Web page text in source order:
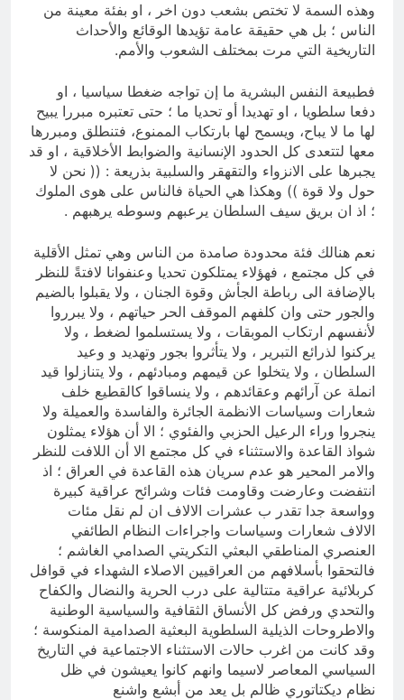
وهذه السمة لا تختص بشعب دون اخر ، او بفئة معينة من
الناس ؛ بل هي حقيقة عامة تؤيدها الوقائع والأحداث
التاريخية التي مرت بمختلف الشعوب والأمم.
فطبيعة النفس البشرية ما إن تواجه ضغطا سياسيا ، او
دفعا سلطويا ، او تهديدا أو تحديا ما ؛ حتى تعتبره مبررا يبيح
لها ما لا يباح، ويسمح لها بارتكاب الممنوع، فتنطلق ومبررها
معها لتتعدى كل الحدود الإنسانية والضوابط الأخلاقية ، او قد
يجبرها على الانزواء والتقهقر والسلبية بذريعة : (( نحن لا
حول ولا قوة )) وهكذا هي الحياة فالناس على هوى الملوك
؛ اذ ان بريق سيف السلطان يرعبهم وسوطه يرهبهم .
نعم هنالك فئة محدودة صامدة من الناس وهي تمثل الأقلية
في كل مجتمع ، فهؤلاء يمتلكون تحديا وعنفوانا لافتةً للنظر
بالإضافة الى رباطة الجأش وقوة الجنان ، ولا يقبلوا بالضيم
والجور حتى وان كلفهم الموقف الحر حياتهم ، ولا يبرروا
لأنفسهم ارتكاب الموبقات ، ولا يستسلموا لضغط ، ولا
يركنوا لذرائع التبرير ، ولا يتأثروا بجور وتهديد و وعيد
السلطان ، ولا يتخلوا عن قيمهم ومبادئهم ، ولا يتنازلوا قيد
انملة عن آرائهم وعقائدهم ، ولا ينساقوا كالقطيع خلف
شعارات وسياسات الانظمة الجائرة والفاسدة والعميلة ولا
ينجروا وراء الرعيل الحزبي والفئوي ؛ الا أن هؤلاء يمثلون
شواذ القاعدة والاستثناء في كل مجتمع الا أن اللافت للنظر
والامر المحير هو عدم سريان هذه القاعدة في العراق ؛ اذ
انتفضت وعارضت وقاومت فئات وشرائح عراقية كبيرة
وواسعة جدا تقدر ب عشرات الالاف ان لم نقل مئات
الالاف شعارات وسياسات واجراءات النظام الطائفي
العنصري المناطقي البعثي التكريتي الصدامي الغاشم ؛
فالتحقوا بأسلافهم من العراقيين الاصلاء الشهداء في قوافل
كربلائية عراقية متتالية على درب الحرية والنضال والكفاح
والتحدي ورفض كل الأنساق الثقافية والسياسية الوطنية
والاطروحات الذيلية السلطوية البعثية الصدامية المنكوسة ؛
وقد كانت من اغرب حالات الاستثناء الاجتماعية في التاريخ
السياسي المعاصر لاسيما وانهم كانوا يعيشون في ظل
نظام ديكتاتوري ظالم بل يعد من أبشع واشنع